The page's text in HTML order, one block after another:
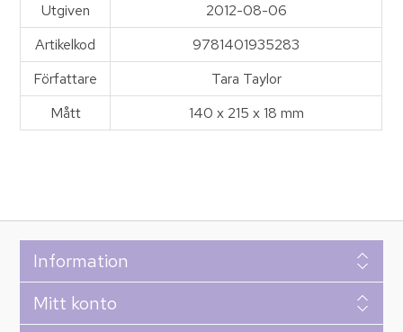
Utgiven
2012-08-06
Artikelkod
9781401935283
Författare
Tara Taylor
Mått
140 x 215 x 18 mm
Information
Mitt konto